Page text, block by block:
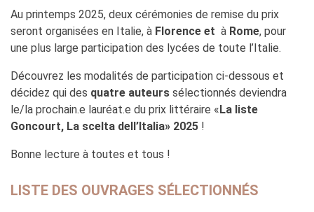
Au printemps 2025, deux cérémonies de remise du prix
seront organisées en Italie, à Florence et à Rome, pour
une plus large participation des lycées de toute l’Italie.
Découvrez les modalités de participation ci-dessous et
décidez qui des quatre auteurs sélectionnés deviendra
le/la prochain.e lauréat.e du prix littéraire « La liste
Goncourt, La scelta dell’Italia» 2025 !
Bonne lecture à toutes et tous !
LISTE DES OUVRAGES SÉLECTIONNÉS